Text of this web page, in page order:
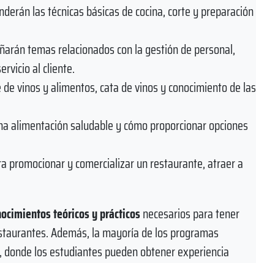
las técnicas básicas de cocina, corte y preparación
temas relacionados con la gestión de personal,
al cliente.
vinos y alimentos, cata de vinos y conocimiento de las
alimentación saludable y cómo proporcionar opciones
promocionar y comercializar un restaurante, atraer a
teóricos y prácticosnecesarios para tener
Además, la mayoría de los programas
los estudiantes pueden obtener experiencia